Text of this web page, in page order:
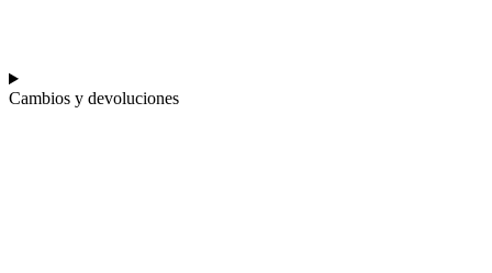
Cambios y devoluciones